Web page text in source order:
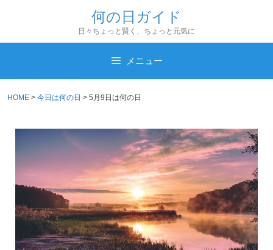
テ
何の日ガイド
日々ちょっと賢く、ちょっと元気に
メニュー
HOME > 今日は何の日 > 5月9日は何の日